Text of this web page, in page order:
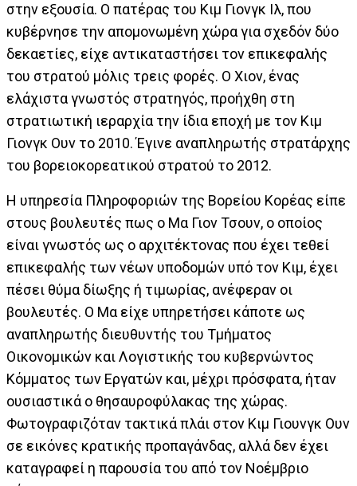
στην εξουσία. Ο πατέρας του Κιμ Γιονγκ Ιλ, που
κυβέρνησε την απομονωμένη χώρα για σχεδόν δύο
δεκαετίες, είχε αντικαταστήσει τον επικεφαλής
του στρατού μόλις τρεις φορές. Ο Χιον, ένας
ελάχιστα γνωστός στρατηγός, προήχθη στη
στρατιωτική ιεραρχία την ίδια εποχή με τον Κιμ
Γιονγκ Ουν το 2010. Έγινε αναπληρωτής στρατάρχης
του βορειοκορεατικού στρατού το 2012.
Η υπηρεσία Πληροφοριών της Βορείου Κορέας είπε
στους βουλευτές πως ο Μα Γιον Τσουν, ο οποίος
είναι γνωστός ως ο αρχιτέκτονας που έχει τεθεί
επικεφαλής των νέων υποδομών υπό τον Κιμ, έχει
πέσει θύμα δίωξης ή τιμωρίας, ανέφεραν οι
βουλευτές. Ο Μα είχε υπηρετήσει κάποτε ως
αναπληρωτής διευθυντής του Τμήματος
Οικονομικών και Λογιστικής του κυβερνώντος
Κόμματος των Εργατών και, μέχρι πρόσφατα, ήταν
ουσιαστικά ο θησαυροφύλακας της χώρας.
Φωτογραφιζόταν τακτικά πλάι στον Κιμ Γιουνγκ Ουν
σε εικόνες κρατικής προπαγάνδας, αλλά δεν έχει
καταγραφεί η παρουσία του από τον Νοέμβριο